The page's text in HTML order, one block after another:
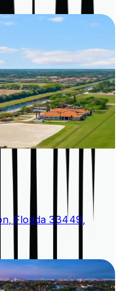
Florida 33449,